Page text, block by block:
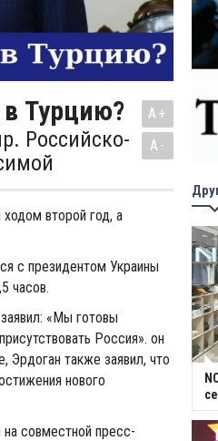
Турцию?
Российско-
A+
A-
второй год, а
с президентом Украины
часов.
«Мы готовы
Россия». он
Эрдоган также заявил, что
нового
совместной пресс-